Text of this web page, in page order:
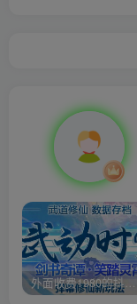
外面收费1980的抖音武动时空直播项目，无需真人出镜，实时互动直播【软件+详细教程】